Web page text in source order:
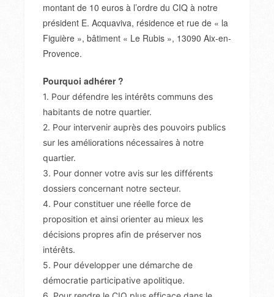
montant de 10 euros à l’ordre du CIQ à notre
président E. Acquaviva, résidence et rue de « la
Figuière », bâtiment « Le Rubis », 13090 Aix-en-
Provence.
Pourquoi adhérer ?
1. Pour défendre les intérêts communs des
habitants de notre quartier.
2. Pour intervenir auprès des pouvoirs publics
sur les améliorations nécessaires à notre
quartier.
3. Pour donner votre avis sur les différents
dossiers concernant notre secteur.
4. Pour constituer une réelle force de
proposition et ainsi orienter au mieux les
décisions propres afin de préserver nos
intérêts.
5. Pour développer une démarche de
démocratie participative apolitique.